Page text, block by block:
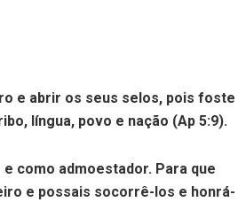
e abrir os seus selos, pois foste
língua, povo e nação (Ap 5:9).
como admoestador. Para que
e possais socorrê-los e honrá-